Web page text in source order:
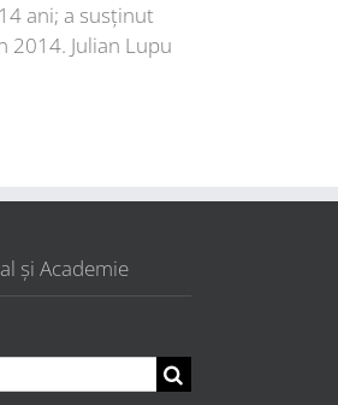
ani; a susținut
2014. Julian Lupu
și Academie